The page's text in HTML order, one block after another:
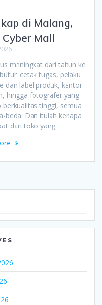
di Malang,
Mall
meningkat dari tahun ke
cetak tugas, pelaku
dan label produk, kantor
hingga fotografer yang
tinggi, semua
beda. Dan itulah kenapa
dari toko yang…